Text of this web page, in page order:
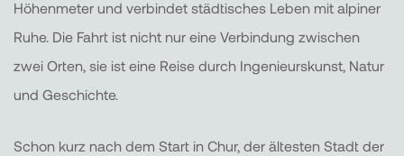
Höhenmeter und verbindet städtisches Leben mit alpiner
Ruhe. Die Fahrt ist nicht nur eine Verbindung zwischen
zwei Orten, sie ist eine Reise durch Ingenieurskunst, Natur
und Geschichte.
Schon kurz nach dem Start in Chur, der ältesten Stadt der